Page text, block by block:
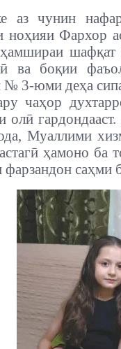
аз чунин
ноҳияи Фархор
шафқат
ва боқии
3-юми деҳа
чаҳор
олӣ
Муаллими
ҳамоно ба
фарзандон саҳми